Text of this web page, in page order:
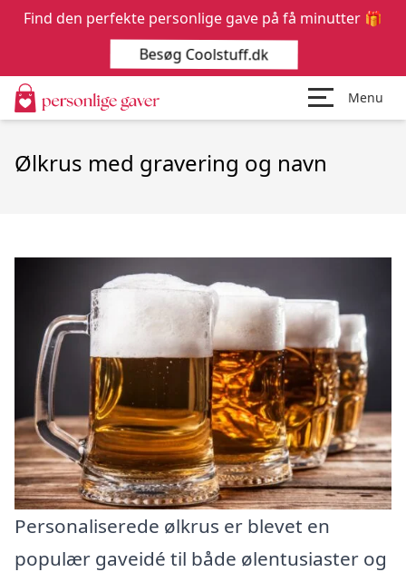
Menu
Ølkrus med gravering og navn
Personaliserede ølkrus er blevet en
populær gaveidé til både ølentusiaster og
Find den perfekte personlige gave på få minutter 🎁
Besøg Coolstuff.dk